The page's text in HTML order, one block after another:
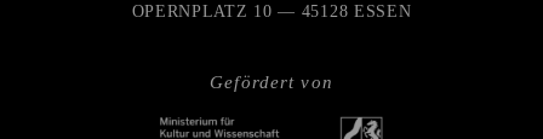
Gefördert von
OPERNPLATZ 10 — 45128 ESSEN